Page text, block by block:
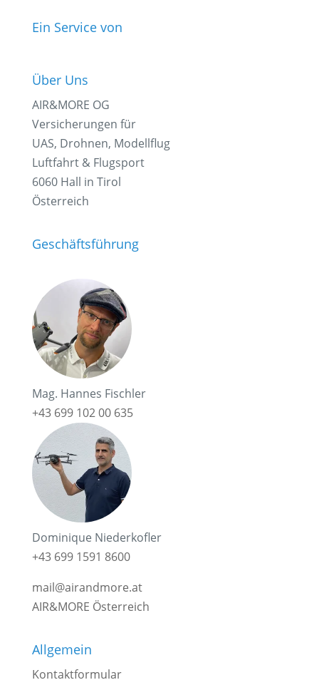
Ein Service von
Über Uns
AIR&MORE OG
Versicherungen für
UAS, Drohnen, Modellflug
Luftfahrt & Flugsport
6060 Hall in Tirol
Österreich
Geschäftsführung
Mag. Hannes Fischler
+43 699 102 00 635
Dominique Niederkofler
+43 699 1591 8600
mail@airandmore.at
AIR&MORE Österreich
Allgemein
Kontaktformular